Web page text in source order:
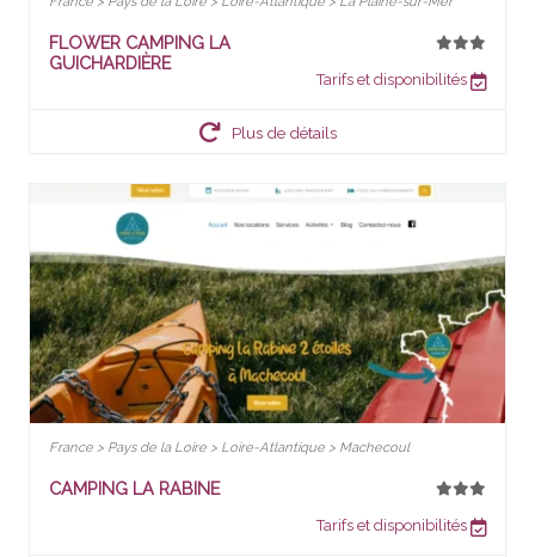
FLOWER CAMPING LA
GUICHARDIÈRE
Tarifs et disponibilités
Plus de détails
France > Pays de la Loire > Loire-Atlantique > Machecoul
CAMPING LA RABINE
Tarifs et disponibilités